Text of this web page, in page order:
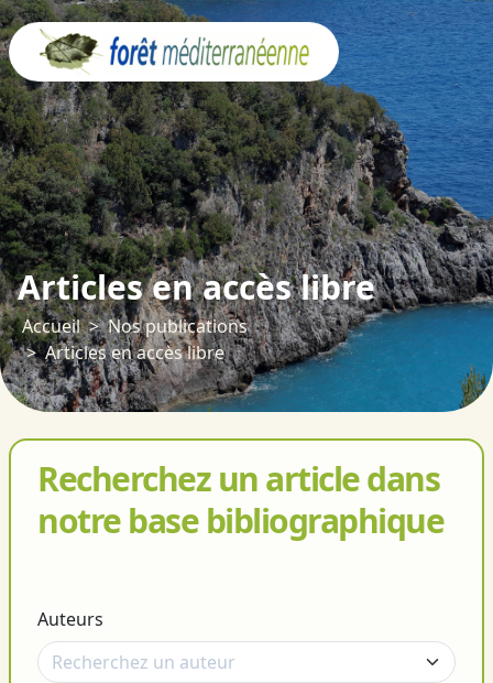
Articles en accès libre
Accueil
Nos publications
Articles en accès libre
Recherchez un article dans
notre base bibliographique
Auteurs
Panneau de gestion des cookies